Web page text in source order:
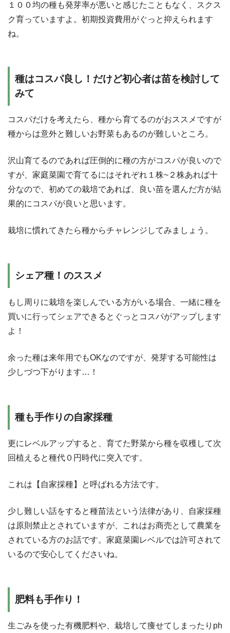
１００均の種も発芽率が悪いと感じたこともなく、スクス
ク育っていますよ。初期投資費用がぐっと抑えられます
ね。
種はコスパ良し！だけど初心者は苗を検討して
みて
コスパだけを考えたら、種から育てるのがおススメですが
種からは意外と難しいお野菜もあるのが難しいところ。
沢山育てるのであれば圧倒的に種の方がコスパが良いので
すが、家庭菜園で育てるにはそれぞれ１株~２株あれば十
分なので、初めての栽培であれば、良い苗を選んだ方が結
果的にコスパが良いと思います。
栽培に慣れてきたら種からチャレンジしてみましょう。
シェア種！のススメ
もし周りに栽培を楽しんでいる方がいる場合、一緒に種を
買いに行ってシェアできるとぐっとコスパがアップします
よ！
余った種は来年用でもOKなのですが、発芽する可能性は
少しづつ下がります…！
種も手作りの自家採種
更にレベルアップすると、育てた野菜から種を収穫して次
回植えると種代０円時代に突入です。
これは【自家採種】と呼ばれる方法です。
少し難しい話をすると種苗法という法律があり、自家採種
は原則禁止とされていますが、これはお商売として農業を
されている方のお話です。家庭菜園レベルでは許可されて
いるので安心してくださいね。
肥料も手作り！
生ごみを使った有機肥料や、栽培して痩せてしまったりph